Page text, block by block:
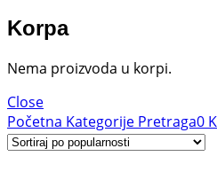
Korpa
Nema proizvoda u korpi.
Close
Početna Kategorije Pretraga0